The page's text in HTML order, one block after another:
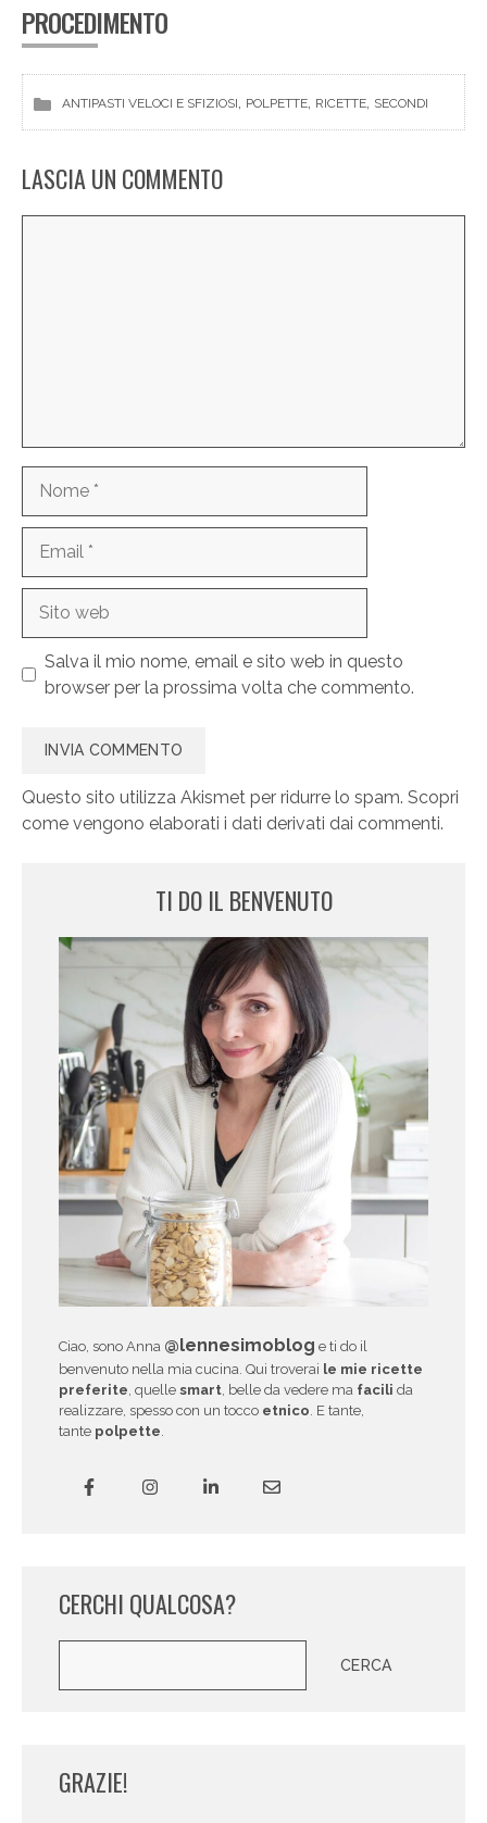
PROCEDIMENTO
ANTIPASTI VELOCI E SFIZIOSI, POLPETTE, RICETTE, SECONDI
LASCIA UN COMMENTO
web
Salva il mio nome, email e sito web in questo
browser per la prossima volta che commento.
Questo sito utilizza Akismet per ridurre lo spam. Scopri
come vengono elaborati i dati derivati dai commenti.
TI DO IL BENVENUTO
Ciao, sono Anna @lennesimoblog e ti do il
benvenuto nella mia cucina. Qui troverai le mie ricette
preferite , quelle smart , belle da vedere ma facili da
realizzare, spesso con un tocco etnico . E tante,
tante polpette
CERCHI QUALCOSA?
CERCA
GRAZIE!